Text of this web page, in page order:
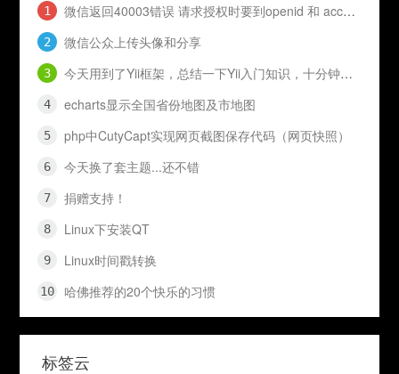
微信返回40003错误 请求授权时要到openid 和 access_token
微信公众上传头像和分享
今天用到了Yii框架，总结一下Yii入门知识，十分钟入门Yii
echarts显示全国省份地图及市地图
php中CutyCapt实现网页截图保存代码（网页快照）
今天换了套主题...还不错
捐赠支持！
Linux下安装QT
Linux时间戳转换
哈佛推荐的20个快乐的习惯
标签云